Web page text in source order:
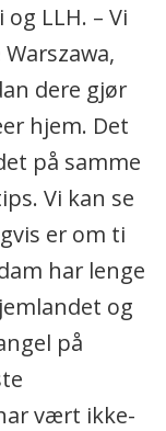
LLH. – Vi
dere gjør
hjem. Det
på samme
Vi kan se
er om ti
har lenge
og
på
vært ikke-